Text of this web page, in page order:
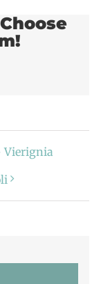
Vierignia